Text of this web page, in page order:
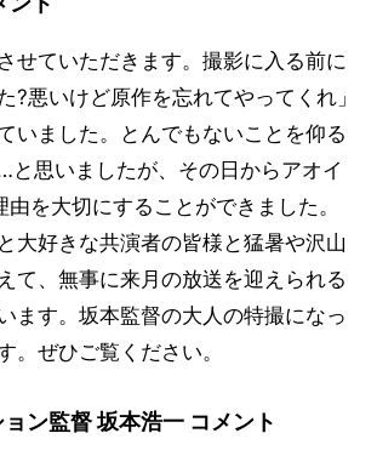
せていただきます。撮影に入る前に
?悪いけど原作を忘れてやってくれ」
いました。とんでもないことを仰る
と思いましたが、その日からアオイ
を大切にすることができました。
大好きな共演者の皆様と猛暑や沢山
て、無事に来月の放送を迎えられる
ます。坂本監督の大人の特撮になっ
。ぜひご覧ください。
ン監督 坂本浩一 コメント